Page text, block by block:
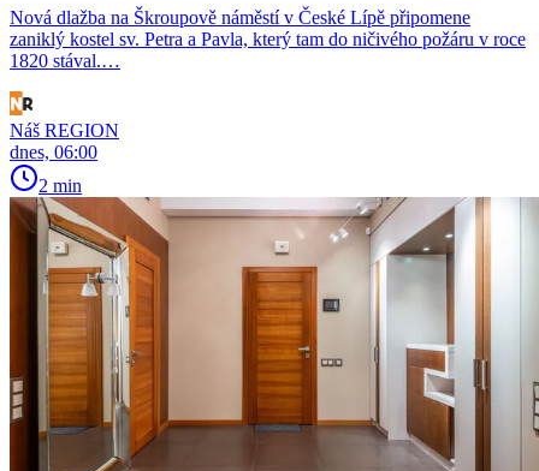
Nová dlažba na Škroupově náměstí v České Lípě připomene
zaniklý kostel sv. Petra a Pavla, který tam do ničivého požáru v roce
1820 stával.…
Náš REGION
dnes, 06:00
2 min